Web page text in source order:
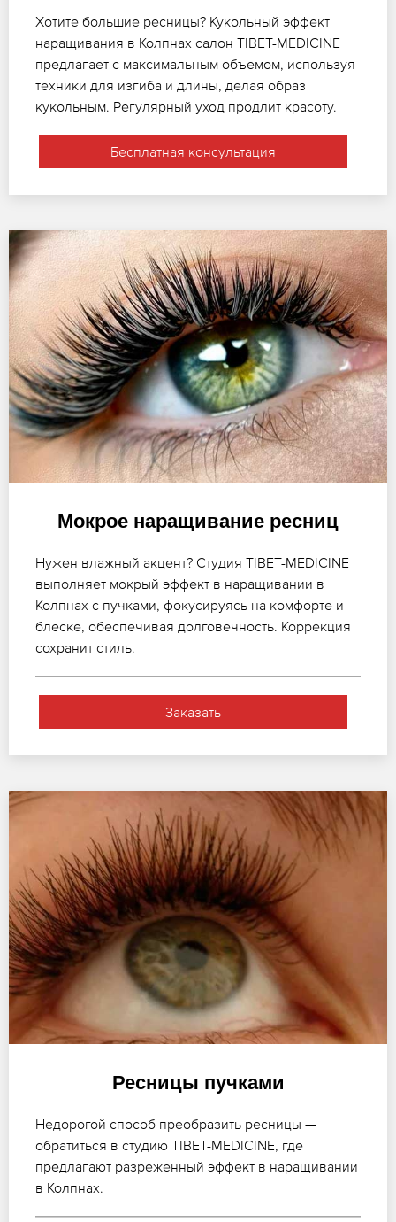
Хотите большие ресницы? Кукольный эффект
наращивания в Колпнах салон TIBET-MEDICINE
предлагает с максимальным объемом, используя
техники для изгиба и длины, делая образ
кукольным. Регулярный уход продлит красоту.
Бесплатная консультация
Мокрое наращивание ресниц
Нужен влажный акцент? Студия TIBET-MEDICINE
выполняет мокрый эффект в наращивании в
Колпнах с пучками, фокусируясь на комфорте и
блеске, обеспечивая долговечность. Коррекция
сохранит стиль.
Заказать
Ресницы пучками
Недорогой способ преобразить ресницы —
обратиться в студию TIBET-MEDICINE, где
предлагают разреженный эффект в наращивании
в Колпнах.